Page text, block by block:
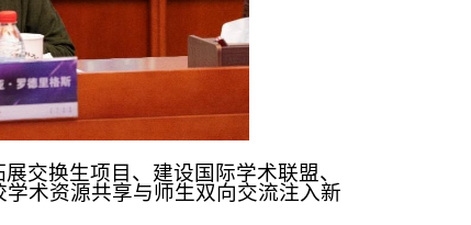
交换生项目、建设国际学术联盟、
术资源共享与师生双向交流注入新